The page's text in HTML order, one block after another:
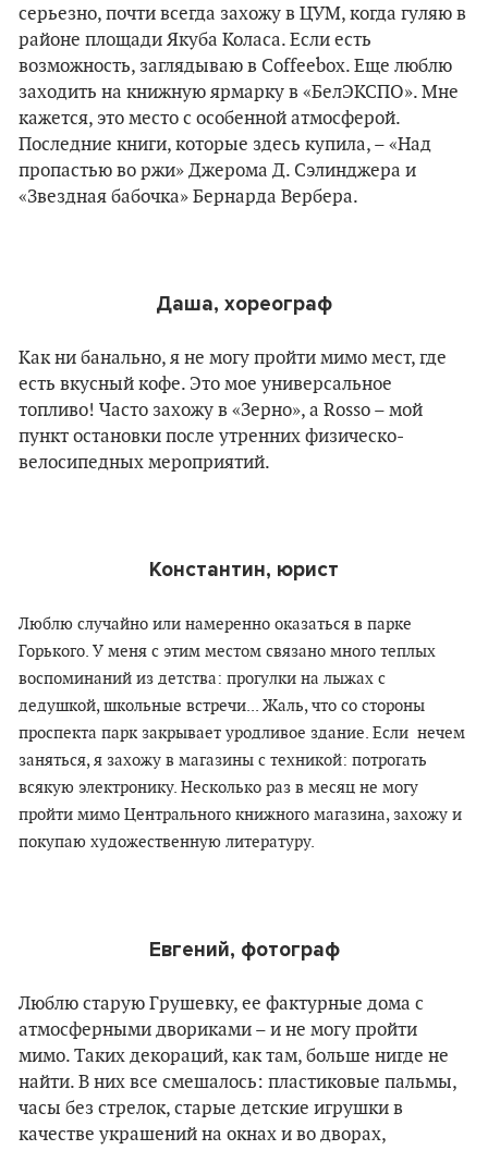
серьезно, почти всегда захожу в ЦУМ, когда гуляю в
районе площади Якуба Коласа. Если есть
возможность, заглядываю в Coffeebox. Еще люблю
заходить на книжную ярмарку в «БелЭКСПО». Мне
кажется, это место с особенной атмосферой.
Последние книги, которые здесь купила, – «Над
пропастью во ржи» Джерома Д. Сэлинджера и
«Звездная бабочка» Бернарда Вербера.
Даша, хореограф
Как ни банально, я не могу пройти мимо мест, где
есть вкусный кофе. Это мое универсальное
топливо! Часто захожу в «Зерно», а Rosso – мой
пункт остановки после утренних физическо-
велосипедных мероприятий.
Константин, юрист
Люблю случайно или намеренно оказаться в парке
Горького. У меня с этим местом связано много теплых
воспоминаний из детства: прогулки на лыжах с
дедушкой, школьные встречи... Жаль, что со стороны
проспекта парк закрывает уродливое здание. Если нечем
заняться, я захожу в магазины с техникой: потрогать
всякую электронику. Несколько раз в месяц не могу
пройти мимо Центрального книжного магазина, захожу и
покупаю художественную литературу.
Евгений, фотограф
Люблю старую Грушевку, ее фактурные дома с
атмосферными двориками – и не могу пройти
мимо. Таких декораций, как там, больше нигде не
найти. В них все смешалось: пластиковые пальмы,
часы без стрелок, старые детские игрушки в
качестве украшений на окнах и во дворах,